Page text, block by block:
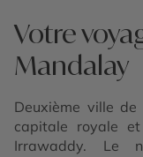
Votre
Mandalay
Deuxième ville de
capitale royale
Irrawaddy. Le